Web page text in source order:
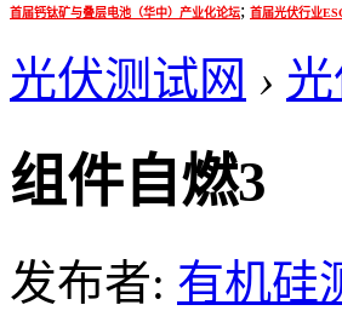
首届钙钛矿与叠层电池（华中）产业化论坛; 首届光伏行业
光伏测试网 ›
组件自燃3
发布者: 有机硅